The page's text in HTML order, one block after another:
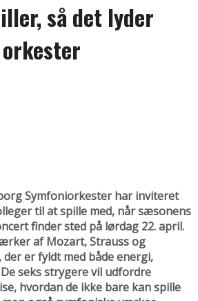
så det lyder
Symfoniorkester har inviteret
til at spille med, når sæsonens
finder sted på lørdag 22. april.
af Mozart, Strauss og
er fyldt med både energi,
seks strygere vil udfordre
hvordan de ikke bare kan spille